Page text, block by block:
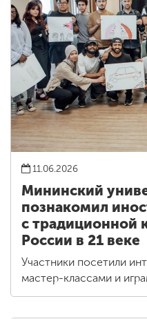
11.06.2026
Мининский
познакомил
с традиционной
России в 21 веке
Участники посетили
мастер-классами и